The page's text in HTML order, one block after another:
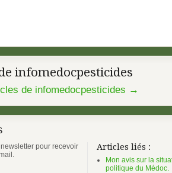
infomedocpesticides
de infomedocpesticides →
pour recevoir
Articles liés :
Mon avis sur la
politique du Médoc.